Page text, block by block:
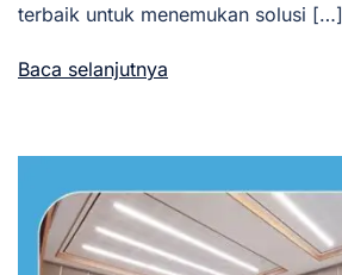
terbaik untuk menemukan solusi […]
Baca selanjutnya